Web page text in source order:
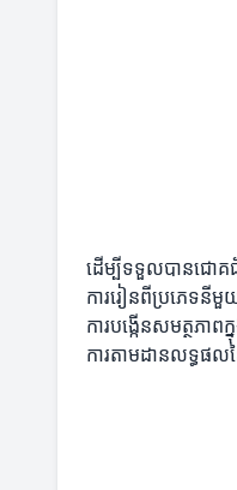
ដើម្បីទទួលបានជោគជ័
ការរៀនពីប្រភេទនី
ការបង្កើនសមត្ថភាព
ការតាមដានលទ្ធផល